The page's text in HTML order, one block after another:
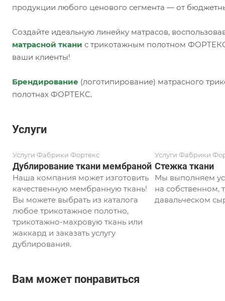
продукции любого ценового сегмента — от
Создайте идеальную линейку матрасов,
матрасной ткани с трикотажным полотном
ваши клиенты!
Брендирование (логотипирование) матрасного
полотнах ФОРТЕКС.
Услуги
Услуги Фабрики Фортекс
Дублирование ткани мембраной
Наша компания может изготовить
качественную мембранную ткань!
Вы можете выбрать из каталога
любое трикотажное полотно,
трикотажно-махровую ткань или
жаккард и заказать услугу
дублирования.
Услуги Фабрики
Стежка ткани
Мы выполняем
на собственном,
давальческом
Вам может понравиться